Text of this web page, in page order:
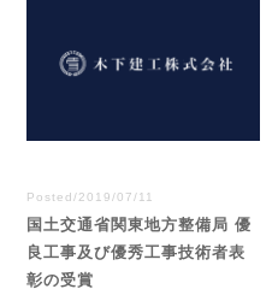
Posted/2019/07/11
国土交通省関東地方整備局 優
良工事及び優秀工事技術者表
彰の受賞